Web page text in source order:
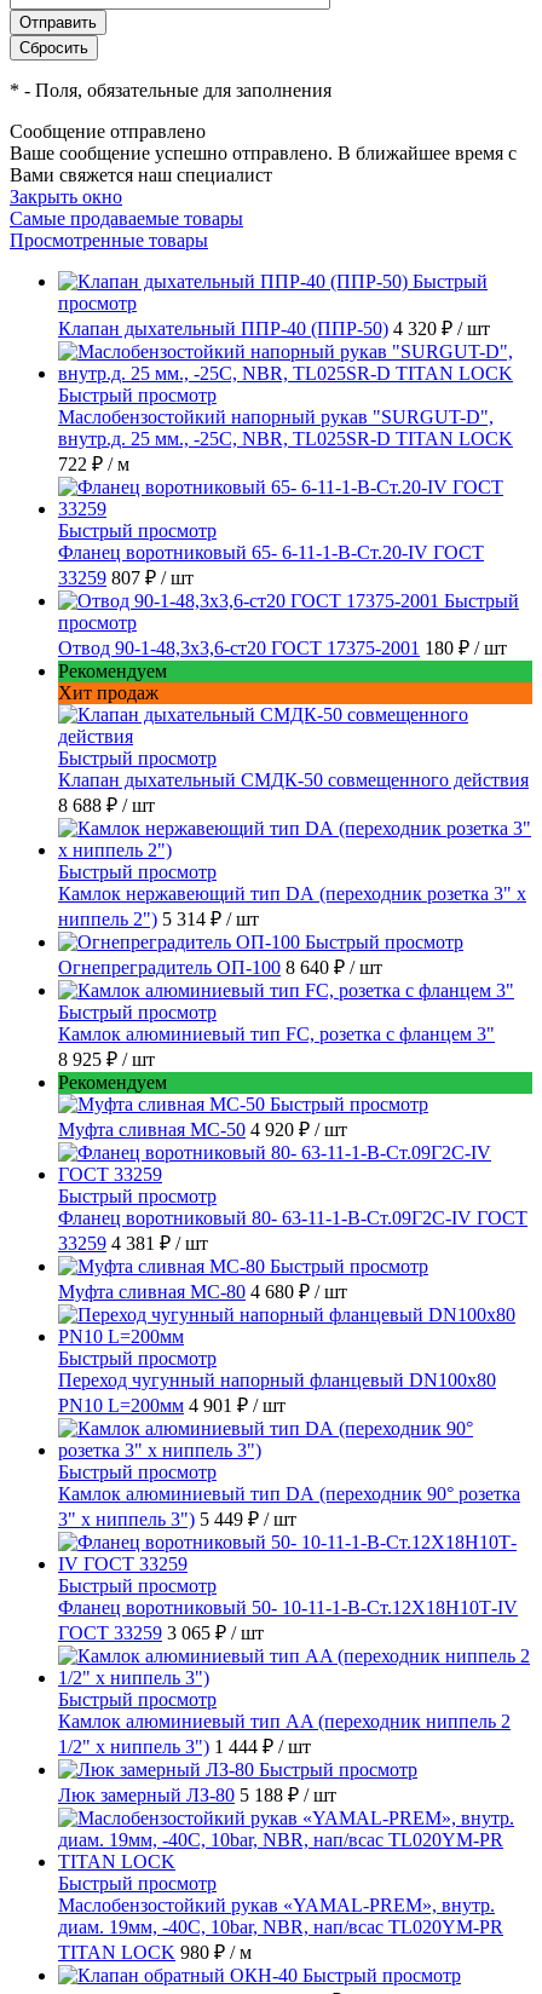
* - Поля, обязательные для заполнения
Сообщение отправлено
Ваше сообщение успешно отправлено. В ближайшее время с
Вами свяжется наш специалист
Закрыть окно
Самые продаваемые товары
Просмотренные товары
Быстрый
просмотр
Клапан дыхательный ППР-40 (ППР-50) 4 320 ₽ / шт
Быстрый просмотр
Маслобензостойкий напорный рукав "SURGUT-D",
внутр.д. 25 мм., -25C, NBR, TL025SR-D TITAN LOCK
722 ₽ / м
Быстрый просмотр
Фланец воротниковый 65- 6-11-1-B-Ст.20-IV ГОСТ
33259 807 ₽ / шт
Быстрый
просмотр
Отвод 90-1-48,3х3,6-ст20 ГОСТ 17375-2001 180 ₽ / шт
Рекомендуем
Хит продаж
Быстрый просмотр
Клапан дыхательный СМДК-50 совмещенного действия
8 688 ₽ / шт
Быстрый просмотр
Камлок нержавеющий тип DА (переходник розетка 3" х
ниппель 2") 5 314 ₽ / шт
Быстрый просмотр
Огнепреградитель ОП-100 8 640 ₽ / шт
Быстрый просмотр
Камлок алюминиевый тип FC, розетка с фланцем 3"
8 925 ₽ / шт
Рекомендуем
Быстрый просмотр
Муфта сливная МС-50 4 920 ₽ / шт
Быстрый просмотр
Фланец воротниковый 80- 63-11-1-B-Ст.09Г2С-IV ГОСТ
33259 4 381 ₽ / шт
Быстрый просмотр
Муфта сливная МС-80 4 680 ₽ / шт
Быстрый просмотр
Переход чугунный напорный фланцевый DN100х80
PN10 L=200мм 4 901 ₽ / шт
Быстрый просмотр
Камлок алюминиевый тип DА (переходник 90° розетка
3" х ниппель 3") 5 449 ₽ / шт
Быстрый просмотр
Фланец воротниковый 50- 10-11-1-B-Ст.12Х18Н10Т-IV
ГОСТ 33259 3 065 ₽ / шт
Быстрый просмотр
Камлок алюминиевый тип AA (переходник ниппель 2
1/2" х ниппель 3") 1 444 ₽ / шт
Быстрый просмотр
Люк замерный ЛЗ-80 5 188 ₽ / шт
Быстрый просмотр
Маслобензостойкий рукав «YAMAL-PREM», внутр.
диам. 19мм, -40C, 10bar, NBR, нап/всас TL020YM-PR
TITAN LOCK 980 ₽ / м
Быстрый просмотр